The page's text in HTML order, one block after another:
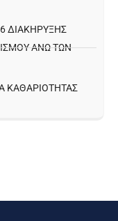
ΔΙΑΚΗΡΥΞΗΣ
ΑΝΩ ΤΩΝ
ΚΑΘΑΡΙΌΤΗΤΑΣ